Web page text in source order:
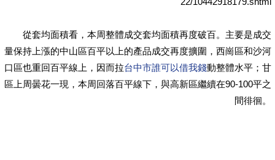
從套均面積看，本周整體成交套均面積再度破百。主要是成交
量保持上漲的中山區百平以上的產品成交再度擴圍，西崗區和沙河
口區也重回百平線上，因而拉台中市誰可以借我錢動整體水平；甘
區上周曇花一現，本周回落百平線下，與高新區繼續在90-100平之
間徘徊。